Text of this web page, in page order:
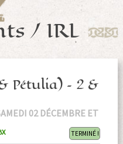
/ IRL
Pétulia) – 2 &
02 DÉCEMBRE ET
TERMINÉ !